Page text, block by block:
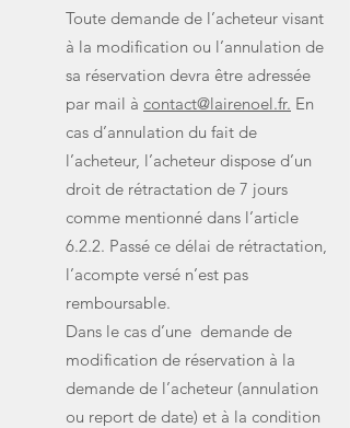
Toute demande de l’acheteur visant
à la modification ou l’annulation de
sa réservation devra être adressée
par mail à contact@lairenoel.fr. En
cas d’annulation du fait de
l’acheteur, l’acheteur dispose d’un
droit de rétractation de 7 jours
comme mentionné dans l’article
6.2.2. Passé ce délai de rétractation,
l’acompte versé n’est pas
remboursable.
Dans le cas d’une demande de
modification de réservation à la
demande de l’acheteur (annulation
ou report de date) et à la condition